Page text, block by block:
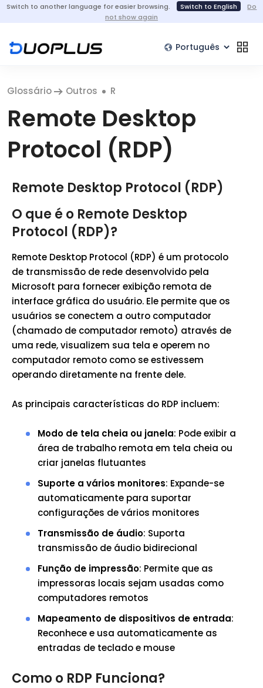
Switch to another language for easier browsing. Switch to English
Do
not show again
Glossário Outros R
Remote Desktop
Protocol (RDP)
Remote Desktop Protocol (RDP)
O que é o Remote Desktop
Protocol (RDP)?
Remote Desktop Protocol (RDP) é um protocolo
de transmissão de rede desenvolvido pela
Microsoft para fornecer exibição remota de
interface gráfica do usuário. Ele permite que os
usuários se conectem a outro computador
(chamado de computador remoto) através de
uma rede, visualizem sua tela e operem no
computador remoto como se estivessem
operando diretamente na frente dele.
As principais características do RDP incluem:
Modo de tela cheia ou janela: Pode exibir a
área de trabalho remota em tela cheia ou
criar janelas flutuantes
Suporte a vários monitores: Expande-se
automaticamente para suportar
configurações de vários monitores
Transmissão de áudio: Suporta
transmissão de áudio bidirecional
Função de impressão: Permite que as
impressoras locais sejam usadas como
computadores remotos
Mapeamento de dispositivos de entrada:
Reconhece e usa automaticamente as
entradas de teclado e mouse
Como o RDP Funciona?